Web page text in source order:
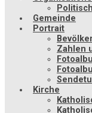
Gemeinde
Portrait
Zahlen
Kirche